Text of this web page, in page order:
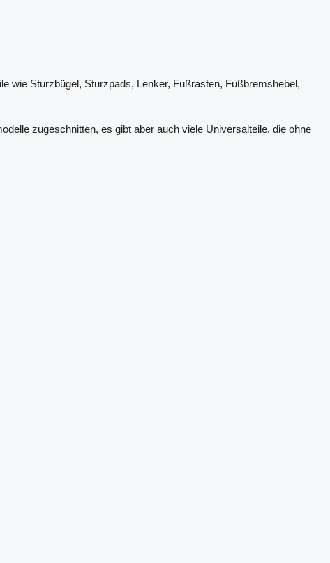
wie Sturzbügel, Sturzpads, Lenker, Fußrasten, Fußbremshebel,
zugeschnitten, es gibt aber auch viele Universalteile, die ohne